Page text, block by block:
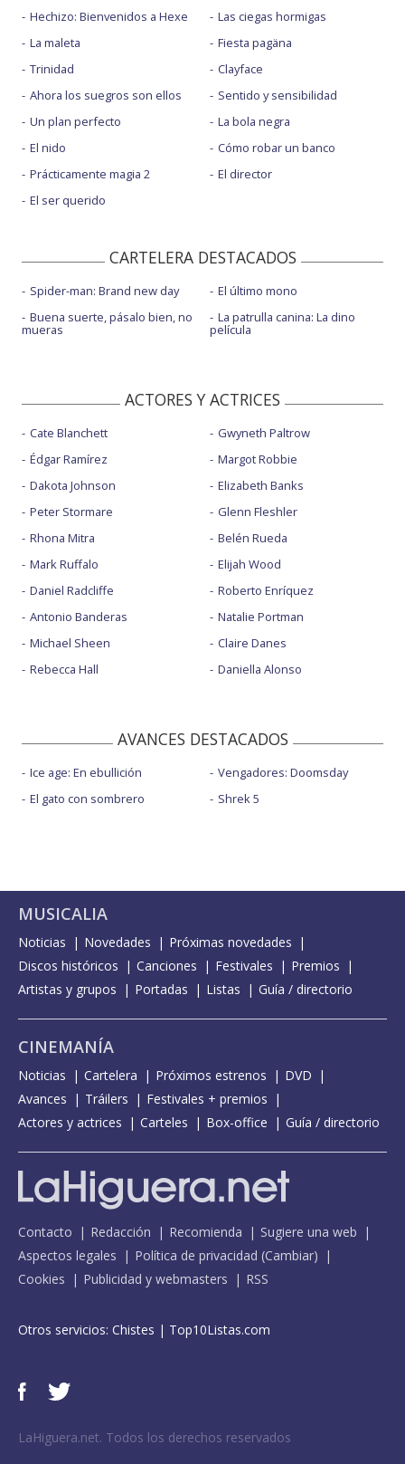
Hechizo: Bienvenidos a Hexe
La maleta
Trinidad
Ahora los suegros son ellos
Un plan perfecto
El nido
Prácticamente magia 2
El ser querido
Las ciegas hormigas
Fiesta pagäna
Clayface
Sentido y sensibilidad
La bola negra
Cómo robar un banco
El director
CARTELERA DESTACADOS
Spider-man: Brand new day
Buena suerte, pásalo bien, no
mueras
El último mono
La patrulla canina: La dino
película
ACTORES Y ACTRICES
Cate Blanchett
Édgar Ramírez
Dakota Johnson
Peter Stormare
Rhona Mitra
Mark Ruffalo
Daniel Radcliffe
Antonio Banderas
Michael Sheen
Rebecca Hall
Gwyneth Paltrow
Margot Robbie
Elizabeth Banks
Glenn Fleshler
Belén Rueda
Elijah Wood
Roberto Enríquez
Natalie Portman
Claire Danes
Daniella Alonso
AVANCES DESTACADOS
Ice age: En ebullición
El gato con sombrero
Vengadores: Doomsday
Shrek 5
MUSICALIA
Noticias Novedades
Próximas novedades
Discos históricos
Canciones Festivales
Premios
Artistas y grupos
Portadas Listas Guía / directorio
CINEMANÍA
Noticias Cartelera Próximos estrenos
DVD
Avances
Tráilers
Festivales + premios
Actores y actrices
Carteles Box-office Guía / directorio
Contacto Redacción Recomienda
Sugiere una web
Aspectos legales
Política de privacidad (Cambiar)
Cookies
Publicidad y webmasters RSS
Otros servicios: Chistes | Top10Listas.com
LaHiguera.net. Todos los derechos reservados